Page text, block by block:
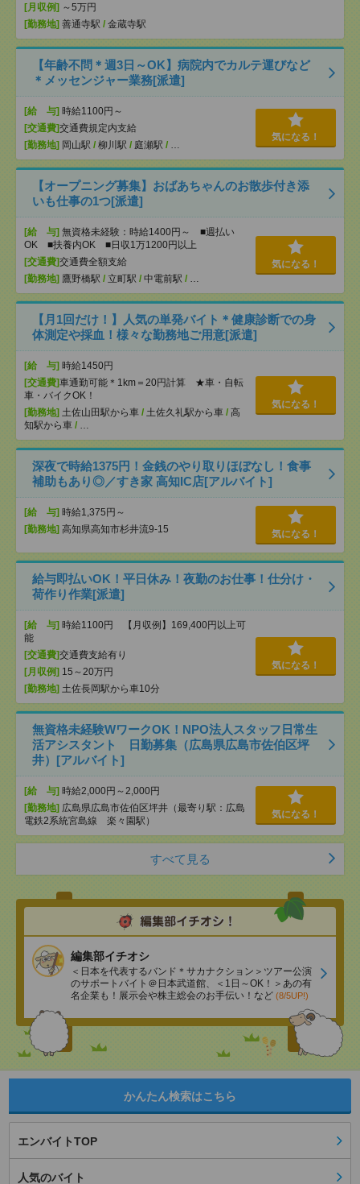
[月収例] ～5万円
[勤務地] 善通寺駅 / 金蔵寺駅
【年齢不問＊週3日～OK】病院内でカルテ運びなど
＊メッセンジャー業務[派遣]
[給 与] 時給1100円～
[交通費]交通費規定内支給
[勤務地] 岡山駅 / 柳川駅 / 庭瀬駅 /
気になる！
【オープニング募集】おばあちゃんのお散歩付き添
いも仕事の1つ[派遣]
[給 与] 無資格未経験：時給1400円～ ■週払い
OK ■扶養内OK ■日収1万1200円以上
[交通費]交通費全額支給
[勤務地] 鷹野橋駅 / 立町駅 / 中電前駅 /
気になる！
【月1回だけ！】人気の単発バイト＊健康診断での身
体測定や採血！様々な勤務地ご用意[派遣]
[給 与] 時給1450円
[交通費]車通勤可能＊1km＝20円計算 ★車・自転
車・バイクOK！
[勤務地] 土佐山田駅から車 / 土佐久礼駅から車 / 高
知駅から車 /
気になる！
深夜で時給1375円！金銭のやり取りほぼなし！食事
補助もあり◎／すき家 高知IC店[アルバイト]
[給 与] 時給1,375円～
[勤務地] 高知県高知市杉井流9-15 気になる！
給与即払いOK！平日休み！夜勤のお仕事！仕分け・
荷作り作業[派遣]
[給 与] 時給1100円 【月収例】169,400円以上可
能
[交通費]交通費支給有り
[月収例] 15～20万円
[勤務地] 土佐長岡駅から車10分
気になる！
無資格未経験WワークOK！NPO法人スタッフ日常生
活アシスタント 日勤募集（広島県広島市佐伯区坪
井）[アルバイト]
[給 与] 時給2,000円～2,000円
[勤務地] 広島県広島市佐伯区坪井（最寄り駅：広島
電鉄2系統宮島線 楽々園駅）
気になる！
すべて見る
編集部イチオシ
＜日本を代表するバンド＊サカナクション＞ツアー公演
のサポートバイト＠日本武道館、＜1日～OK！＞あの有
名企業も！展示会や株主総会のお手伝い！など (8/5UP!)
かんたん検索はこちら
エンバイトTOP
人気のバイト